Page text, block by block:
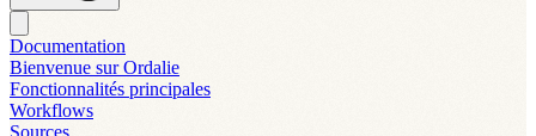
Documentation
Bienvenue sur Ordalie
Fonctionnalités principales
Workflows
Sources